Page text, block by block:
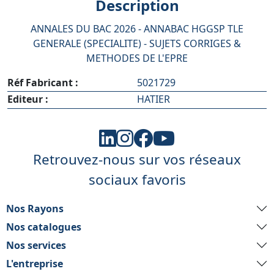
Description
ANNALES DU BAC 2026 - ANNABAC HGGSP TLE
GENERALE (SPECIALITE) - SUJETS CORRIGES &
METHODES DE L'EPRE
Réf Fabricant :
5021729
Editeur :
HATIER
Retrouvez-nous sur vos réseaux
sociaux favoris
Nos Rayons
Nos catalogues
Nos services
L'entreprise